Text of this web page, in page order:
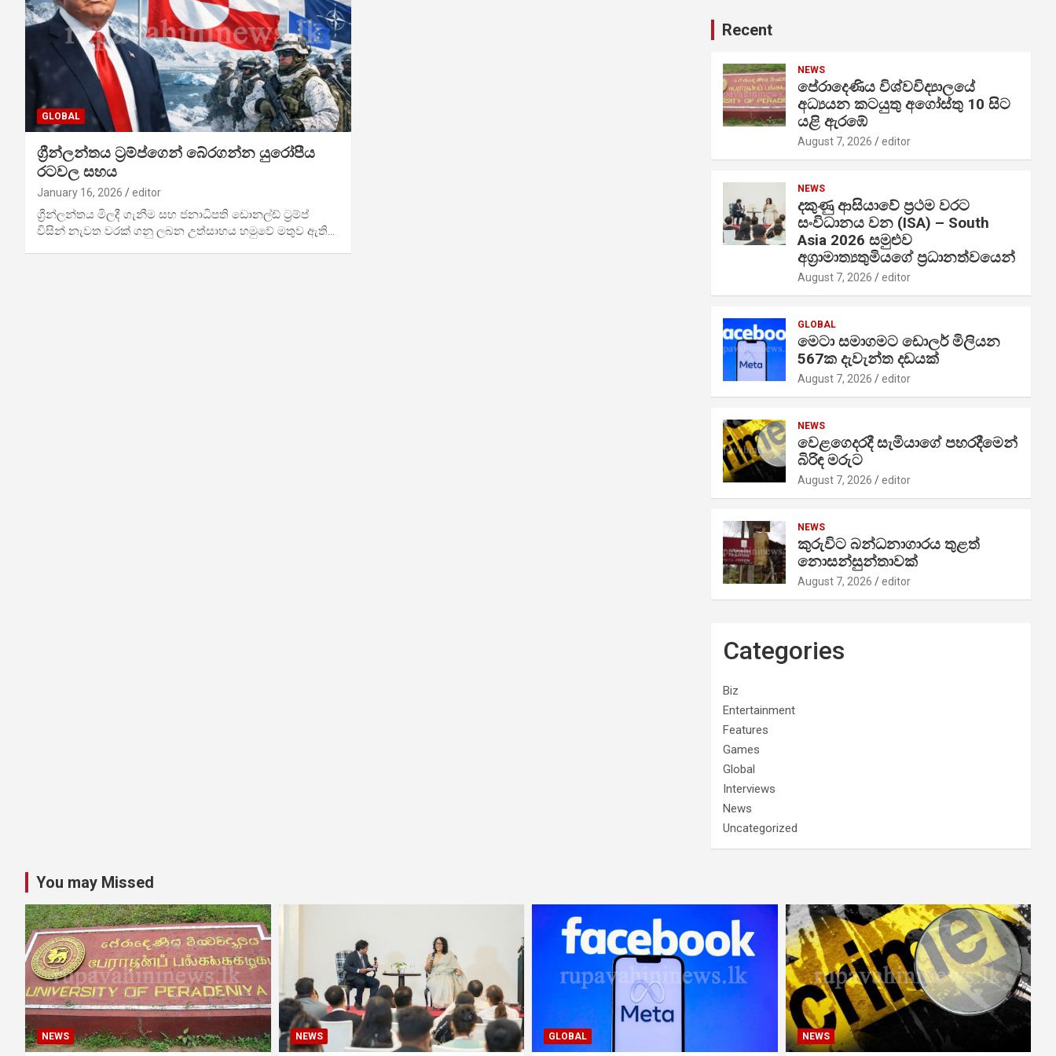
GLOBAL
ග්‍රීන්ලන්තය ට්‍රම්ප්ගෙන් බේරගන්න යුරෝපීය
රටවල සහය
January 16, 2026 editor
ග්‍රීන්ලන්තය මිලදී ගැනීම සහ ජනාධිපති ඩොනල්ඩ් ට්‍රම්ප්
විසින් නැවත වරක් ගනු ලබන උත්සාහය හමුවේ මතුව ඇති…
Recent
NEWS
පේරාදෙණිය විශ්වවිද්‍යාලයේ
අධ්‍යයන කටයුතු අගෝස්තු 10 සිට
යළි ඇරඹේ
August 7, 2026 editor
NEWS
දකුණු ආසියාවේ ප්‍රථම වරට
සංවිධානය වන (ISA) – South
Asia 2026 සමුළුව
අග්‍රාමාත්‍යතුමියගේ ප්‍රධානත්වයෙන්
August 7, 2026 editor
GLOBAL
මෙටා සමාගමට ඩොලර් මිලියන
567ක දැවැන්ත දඩයක්
August 7, 2026 editor
NEWS
වෙළගෙදරදී සැමියාගේ පහරදීමෙන්
බිරිඳ මරුට
August 7, 2026 editor
NEWS
කුරුවිට බන්ධනාගාරය තුළත්
නොසන්සුන්තාවක්
August 7, 2026 editor
Categories
Biz
Entertainment
Features
Games
Global
Interviews
News
Uncategorized
You may Missed
NEWS NEWS GLOBAL NEWS